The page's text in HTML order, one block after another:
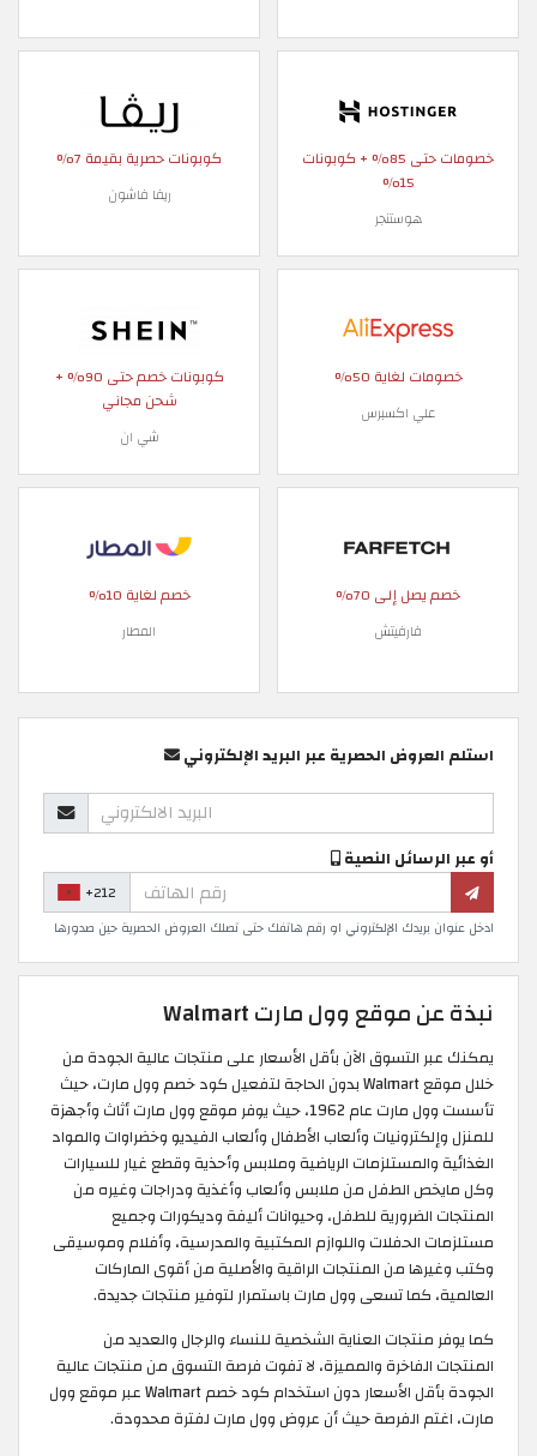
خصومات حتى 85% + كوبونات
15%
هوستنجر
كوبونات حصرية بقيمة 7%
ريفا فاشون
خصومات لغاية 50%
علي اكسبرس
كوبونات خصم حتى 90% +
شحن مجاني
شي ان
خصم يصل إلى 70%
فارفيتش
خصم لغاية 10%
المطار
استلم العروض الحصرية عبر البريد الإلكتروني
أو عبر الرسائل النصية
+212
ادخل عنوان بريدك الإلكتروني او رقم هاتفك حتى تصلك العروض الحصرية حين صدورها
نبذة عن موقع وول مارت Walmart
يمكنك عبر التسوق الآن بأقل الأسعار على منتجات عالية الجودة من
خلال موقع Walmart بدون الحاجة لتفعيل كود خصم وول مارت، حيث
تأسست وول مارت عام 1962، حيث يوفر موقع وول مارت أثاث وأجهزة
للمنزل وإلكترونيات وألعاب الأطفال وألعاب الفيديو وخضراوات والمواد
الغذائية والمستلزمات الرياضية وملابس وأحذية وقطع غيار للسيارات
وكل مايخص الطفل من ملابس وألعاب وأغذية ودراجات وغيره من
المنتجات الضرورية للطفل، وحيوانات أليفة وديكورات وجميع
مستلزمات الحفلات واللوازم المكتبية والمدرسية، وأفلام وموسيقى
وكتب وغيرها من المنتجات الراقية والأصلية من أقوى الماركات
العالمية، كما تسعى وول مارت باستمرار لتوفير منتجات جديدة.
كما يوفر منتجات العناية الشخصية للنساء والرجال والعديد من
المنتجات الفاخرة والمميزة، لا تفوت فرصة التسوق من منتجات عالية
الجودة بأقل الأسعار دون استخدام كود خصم Walmart عبر موقع وول
مارت، اغتم الفرصة حيث أن عروض وول مارت لفترة محدودة.